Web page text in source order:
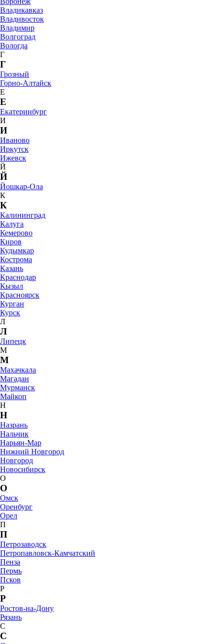
Владикавказ
Владивосток
Владимир
Волгоград
Вологда
Г
Г
Грозный
Горно-Алтайск
Е
Е
Екатеринбург
И
И
Иваново
Иркутск
Ижевск
Й
Й
Йошкар-Ола
К
К
Калининград
Калуга
Кемерово
Киров
Кудымкар
Кострома
Казань
Краснодар
Кызыл
Красноярск
Курган
Курск
Л
Л
Липецк
М
М
Махачкала
Магадан
Мурманск
Майкоп
Н
Н
Назрань
Нальчик
Нарьян-Мар
Нижний Новгород
Новгород
Новосибирск
О
О
Омск
Оренбург
Орел
П
П
Петрозаводск
Петропавловск-Камчатский
Пенза
Пермь
Псков
Р
Р
Ростов-на-Дону
Рязань
С
С